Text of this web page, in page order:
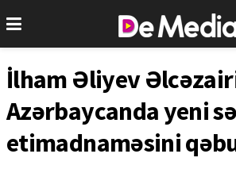
İlham Əliyev
Azərbaycanda yeni
etimadnaməsini